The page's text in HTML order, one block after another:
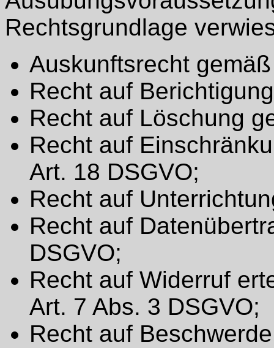
Rechtsgrundlage
Auskunftsrecht
Recht auf
Recht auf Löschung
Recht auf
Art. 18 DSGVO;
Recht auf
Recht auf
DSGVO;
Recht auf Widerruf
Art. 7 Abs. 3 DSGVO;
Recht auf